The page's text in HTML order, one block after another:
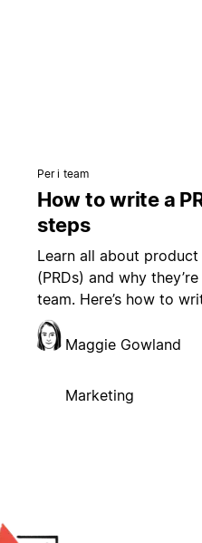
Per i team
How to write a
steps
Learn all about
(PRDs) and why
team. Here’s how to
Maggie Gowland
Marketing